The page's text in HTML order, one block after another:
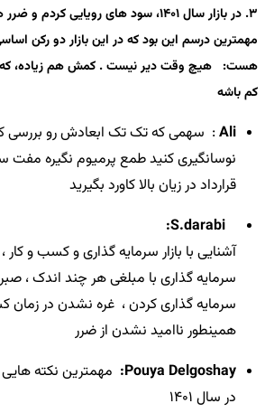
3. در بازار سال 1401، سود های رویایی
مهمترین درسم این بود که در این بازار دو رکن
هست: هیچ وقت دیر نیست . کمش هم زیاده،
کم باشه
Ali: سهمی که تک تک ابعادش رو بررسی
نوسانگیری کنید طمع پرمیوم نگیره مفت
قرارداد در زیان بالا کاورد بگیرید
S.darabi:
آشنایی با بازار سرمایه گذاری و کسب و کار،
سرمایه گذاری با مبلغی هر چند اندک، صبر
سرمایه گذاری کردن، غره نشدن در زمان
همینطور ناامید نشدن از ضرر
Pouya Delgoshay: مهمترین نکته
در سال 1401